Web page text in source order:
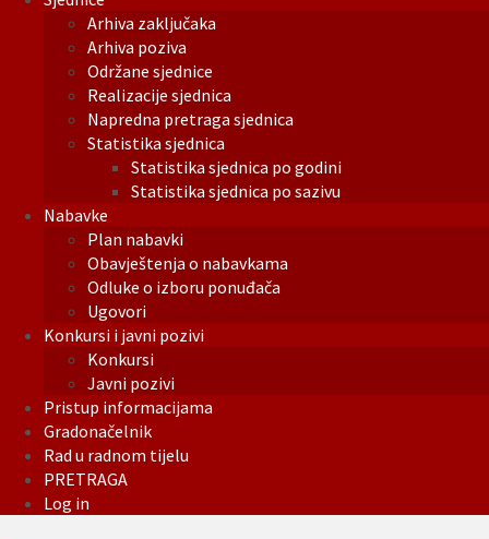
Arhiva zaključaka
Arhiva poziva
Održane sjednice
Realizacije sjednica
Napredna pretraga sjednica
Statistika sjednica
Statistika sjednica po godini
Statistika sjednica po sazivu
Nabavke
Plan nabavki
Obavještenja o nabavkama
Odluke o izboru ponuđača
Ugovori
Konkursi i javni pozivi
Konkursi
Javni pozivi
Pristup informacijama
Gradonačelnik
Rad u radnom tijelu
PRETRAGA
Log in